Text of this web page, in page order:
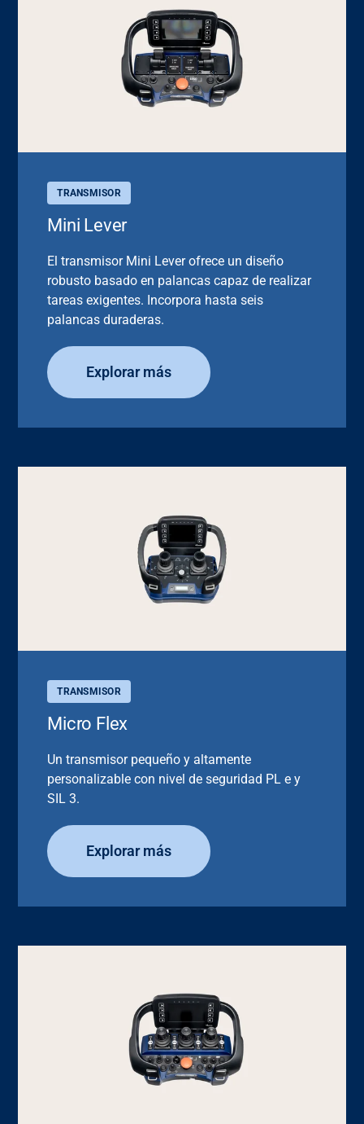
TRANSMISOR
Mini Lever
El transmisor Mini Lever ofrece un diseño
robusto basado en palancas capaz de realizar
tareas exigentes. Incorpora hasta seis
palancas duraderas.
Explorar más
TRANSMISOR
Micro Flex
Un transmisor pequeño y altamente
personalizable con nivel de seguridad PL e y
SIL 3.
Explorar más